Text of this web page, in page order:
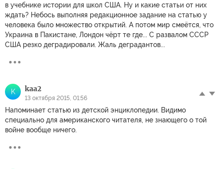
в учебнике истории для школ США. Ну и какие статьи от них
ждать? Небось выполняя редакционное задание на статью у
человека было множество открытий. А потом мир смеётся, что
Украина в Пакистане, Лондон чёрт те где... С развалом СССР
США резко деградировали. Жаль деградантов...
K kaa2
13 октября 2015, 01:56
Напоминает статью из детской энциклопедии. Видимо
специально для американского читателя, не знающего о той
войне вообще ничего.